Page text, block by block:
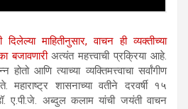
माहितीनुसार, वाचन ही व्यक्तीच्या
बजावणारीअत्यंत महत्त्वाची प्रक्रिया आहे.
आणि त्याच्या व्यक्तिमत्त्वाचा सर्वांगीण
महाराष्ट्र शासनाच्या वतीने दरवर्षी १५
ए.पी.जे. अब्दुल कलाम यांची जयंती वाचन